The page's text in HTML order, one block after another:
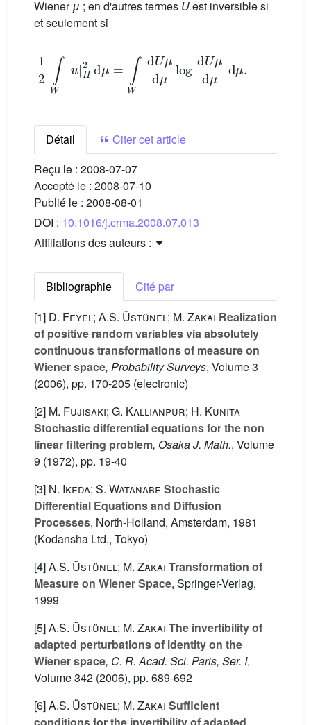
Wienerμ ; en d'autres termes Uest inversible si
et seulement si
1 W Wd Uμd logdUμ
Détail
Citer cet article
Reçu le : 2008-07-07
Accepté le : 2008-07-10
Publié le : 2008-08-01
DOI : 10.1016/j.crma.2008.07.013
Affiliations des auteurs :
Bibliographie
Cité par
[1] D. Feyel; A.S. Üstünel; M. Zakai Realization
of positive random variables via absolutely
continuous transformations of measure on
Wiener space, Probability Surveys, Volume 3
(2006), pp. 170-205 (electronic)
[2] M. Fujisaki; G. Kallianpur; H. Kunita
Stochastic differential equations for the non
linear filtering problem, Osaka J. Math., Volume
9 (1972), pp. 19-40
[3] N. Ikeda; S. Watanabe Stochastic
Differential Equations and Diffusion
Processes, North-Holland, Amsterdam, 1981
(Kodansha Ltd., Tokyo)
[4]A.S. Üstünel; M. Zakai Transformation of
Measure on Wiener Space, Springer-Verlag,
1999
[5]A.S. Üstünel; M. Zakai The invertibility of
adapted perturbations of identity on the
Wiener space, C. R. Acad. Sci. Paris, Ser. I,
Volume 342 (2006), pp. 689-692
[6]A.S. Üstünel; M. Zakai Sufficient